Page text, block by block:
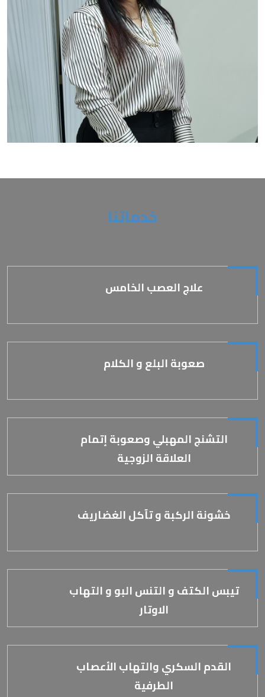
خدماتنا
علاج العصب الخامس
صعوبة البلع و الكلام
التشنج المهبلي وصعوبة إتمام
العلاقة الزوجية
خشونة الركبة و تآكل الغضاريف
تيبس الكتف و التنس البو و التهاب
الاوتار
القدم السكري والتهاب الأعصاب
الطرفية